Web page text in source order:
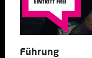
Führung